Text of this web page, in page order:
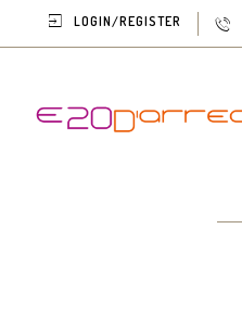
LOGIN/REGISTER